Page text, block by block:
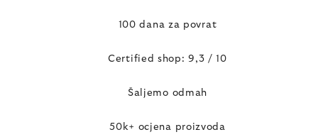
100 dana za povrat
Certified shop: 9,3 / 10
Šaljemo odmah
50k+ ocjena proizvoda